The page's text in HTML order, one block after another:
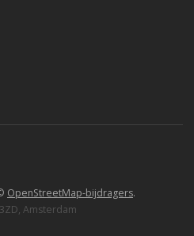
OpenStreetMap-bijdragers.
Amsterdam